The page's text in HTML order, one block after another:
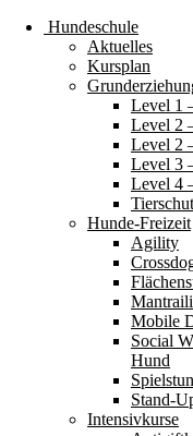
Hundeschule
Aktuelles
Kursplan
Level 1
Level 2
Level 2
Level 3
Level 4
Hunde-Freizeit
Agility
Mobile
Social
Hund
Stand-
Intensivkurse